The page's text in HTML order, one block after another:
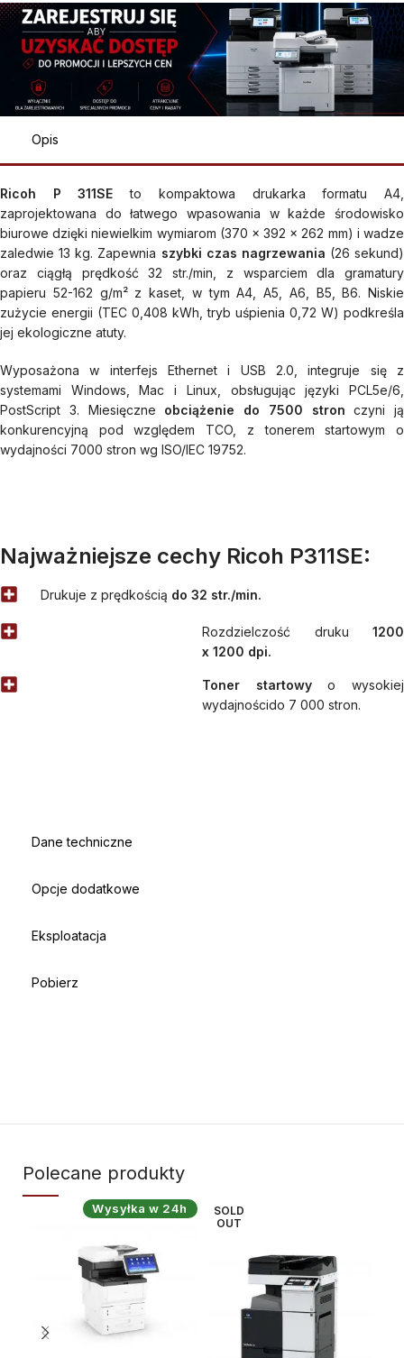
Opis
Dane techniczne
Opcje dodatkowe
Eksploatacja
Pobierz
Ricoh P 311SE to kompaktowa drukarka formatu A4,
zaprojektowana do łatwego wpasowania w każde środowisko
biurowe dzięki niewielkim wymiarom (370 x 392 x 262 mm) i wadze
zaledwie 13 kg. Zapewnia szybki czas nagrzewania (26 sekund)
oraz ciągłą prędkość 32 str./min, z wsparciem dla gramatury
papieru 52-162 g/m² z kaset, w tym A4, A5, A6, B5, B6. Niskie
zużycie energii (TEC 0,408 kWh, tryb uśpienia 0,72 W) podkreśla
jej ekologiczne atuty.​
Wyposażona w interfejs Ethernet i USB 2.0, integruje się z
systemami Windows, Mac i Linux, obsługując języki PCL5e/6,
PostScript 3. Miesięczne obciążenie do 7500 stron czyni ją
konkurencyjną pod względem TCO, z tonerem startowym o
wydajności 7000 stron wg ISO/IEC 19752.
Najważniejsze cechy Ricoh P311SE:
Drukuje z prędkością do 32 str./min.​
Rozdzielczość druku 1200
x 1200 dpi.​​
Toner startowyo wysokiej
wydajnoścido 7 000 stron.
Polecane produkty
Wysyłka w 24h
SOLD
OUT